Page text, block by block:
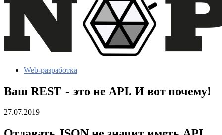
Web-разработка
Ваш REST - это не API. И вот почему!
27.07.2019